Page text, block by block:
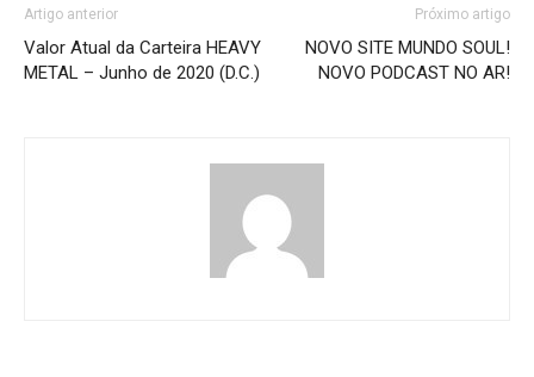
Artigo anterior
Valor Atual da Carteira HEAVY
METAL – Junho de 2020 (D.C.)
Próximo artigo
NOVO SITE MUNDO SOUL!
NOVO PODCAST NO AR!